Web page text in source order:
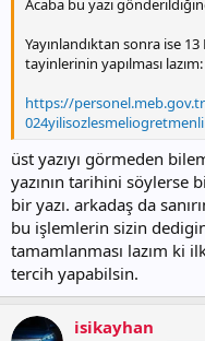
Yayınlandıktan sonra ise
tayinlerinin yapılması lazım:
https://
üst yazıyı görmeden
yazının tarihini söylerse
bir yazı. arkadaş da
bu işlemlerin sizin
tamamlanması lazım ki
tercih yapabilsin.
isikayhan